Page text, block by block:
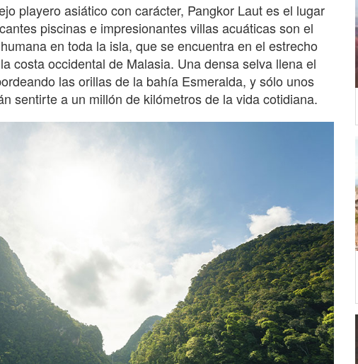
playero asiático con carácter, Pangkor Laut es el lugar
piscinas e impresionantes villas acuáticas son el
en toda la isla, que se encuentra en el estrecho
costa occidental de Malasia. Una densa selva llena el
las orillas de la bahía Esmeralda, y sólo unos
sentirte a un millón de kilómetros de la vida cotidiana.